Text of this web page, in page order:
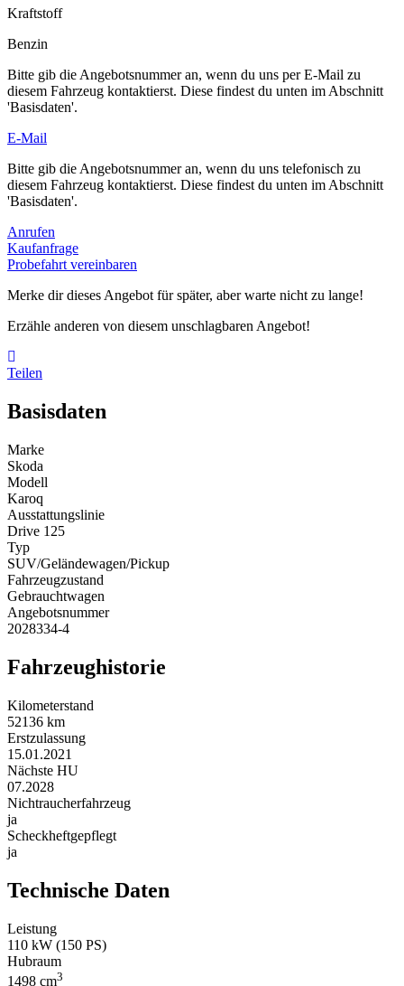
Kraftstoff
Benzin
Bitte gib die Angebotsnummer an, wenn du uns per E-Mail zu
diesem Fahrzeug kontaktierst. Diese findest du unten im Abschnitt
'Basisdaten'.
E-Mail
Bitte gib die Angebotsnummer an, wenn du uns telefonisch zu
diesem Fahrzeug kontaktierst. Diese findest du unten im Abschnitt
'Basisdaten'.
Anrufen
Kaufanfrage
Probefahrt vereinbaren
Merke dir dieses Angebot für später, aber warte nicht zu lange!
Erzähle anderen von diesem unschlagbaren Angebot!
Teilen
Basisdaten
Marke
Skoda
Modell
Karoq
Ausstattungslinie
Drive 125
Typ
SUV/Geländewagen/Pickup
Fahrzeugzustand
Gebrauchtwagen
Angebotsnummer
2028334-4
Fahrzeug­historie
Kilometerstand
52136 km
Erstzulassung
15.01.2021
Nächste HU
07.2028
Nichtraucher­fahrzeug
ja
Scheckheft­gepflegt
ja
Technische Daten
Leistung
110 kW (150 PS)
Hubraum
1498 cm3